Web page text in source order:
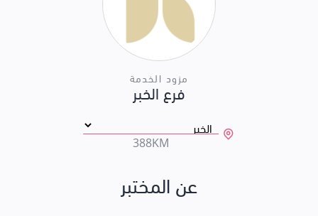
مزود الخدمة
فرع الخبر
388KM
عن المختبر